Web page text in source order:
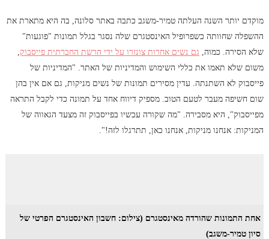
מוקדם יותר השנה העלתה טמיר-משגב כתבה באתר סלונה, בה היא מתארת את
ההשפלה שחוותה כשפרופיל האינסטגרם שלה נסגר בגלל תמונות "פוגעות"
שלא הסירה. כמוה, גם נשים אחרות צונזרו על ידי הרשת החברתית פייסבוק
משום שלא תאמו את כללי השימוש והמדיניות של האתר. "המדיניות של
פייסבוק לא השתנתה. עדין מסירים תמונות של נשים מניקות, גם אם אין בהן
שום חשיפה מעבר לטעם הטוב. מספיק דיווח אחד על תמונה כדי לקבל התראה
מפייסבוק", היא מסבירה. "מה שקורה עכשיו בפייסבוק זה מצעד הגאווה של
המניקות: אנחנו מניקות, אנחנו כאן, תתרגלו לזה!".
אחת התמונות שהורדה מאינסטגרם (צילום: חשבון האינסטגרם הפרטי של
סיון טמיר-משגב)